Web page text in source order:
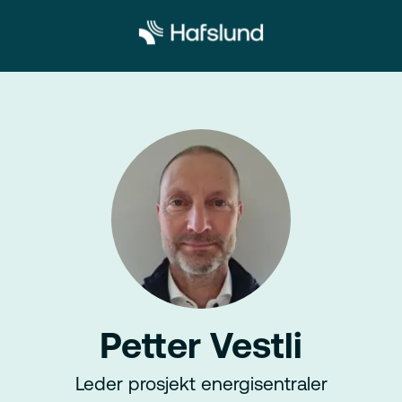
Petter Vestli
Leder prosjekt energisentraler